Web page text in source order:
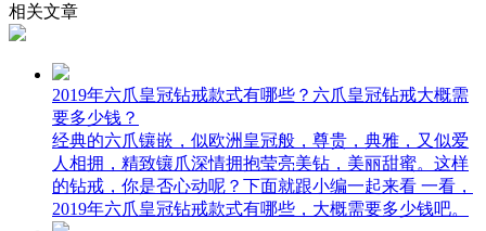
相关文章
2019年六爪皇冠钻戒款式有哪些？六爪皇冠钻戒大概需
要多少钱？
经典的六爪镶嵌，似欧洲皇冠般，尊贵，典雅，又似爱
人相拥，精致镶爪深情拥抱莹亮美钻，美丽甜蜜。这样
的钻戒，你是否心动呢？下面就跟小编一起来看 一看，
2019年六爪皇冠钻戒款式有哪些，大概需要多少钱吧。